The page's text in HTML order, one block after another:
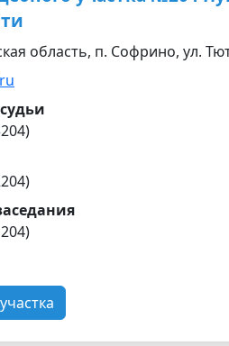
область, п. Софрино, ул.